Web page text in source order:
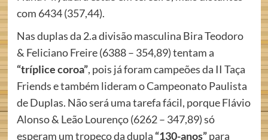
com 6434 (357,44).
Nas duplas da 2.a divisão masculina Bira Teodoro
& Feliciano Freire (6388 – 354,89) tentam a
“tríplice coroa”, pois já foram campeões da II Taça
Friends e também lideram o Campeonato Paulista
de Duplas. Não será uma tarefa fácil, porque Flávio
Alonso & Leão Lourenço (6262 – 347,89) só
esperam um tropeço da dupla “130-anos”para